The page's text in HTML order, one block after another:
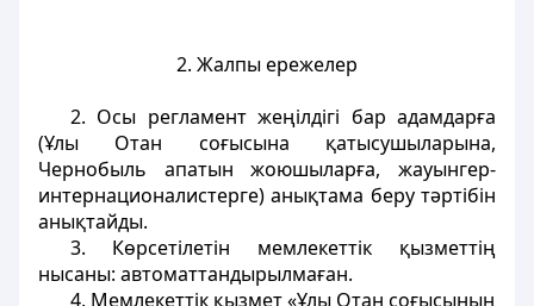
2. Жалпы ережелер
2. Осы регламент жеңілдігі бар адамдарға
(Ұлы Отан соғысына қатысушыларына,
Чернобыль апатын жоюшыларға, жауынгер-
интернационалистерге) анықтама беру тәртібін
анықтайды.
3. Көрсетілетін мемлекеттік қызметтің
нысаны: автоматтандырылмаған.
4. Мемлекеттік қызмет «Ұлы Отан соғысының